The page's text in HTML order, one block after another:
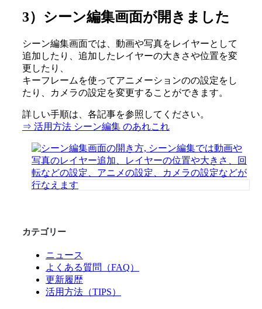
3）シーン編集画面が開きました
シーン編集画面では、動画や写真をレイヤーとして
追加したり、追加したレイヤーの大きさや位置を変
更したり、
キーフレームを使ってアニメーションのの設定をし
たり、カメラの設定を変更することができます。
詳しい手順は、各記事を参照してください。
⇒ 活用方法 シーン編集 のあれこれ
カテゴリー
ニュース
よくある質問（FAQ）
更新履歴
活用方法（TIPS）